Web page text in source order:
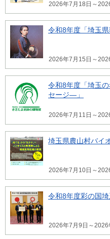
2026年7月18日～
令和8年度「埼玉
2026年7月15日～
令和8年度「埼玉
セージ―」
2026年7月11日～
埼玉県農山村バイ
2026年7月10日～
令和8年度彩の国
2026年7月9日～2026